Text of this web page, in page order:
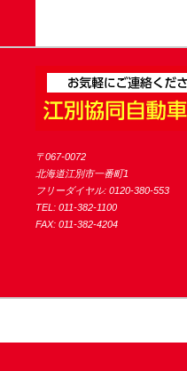
〒067-0072
北海道江別市一番町1
フリーダイヤル: 0120-380-553
TEL: 011-382-1100
FAX: 011-382-4204